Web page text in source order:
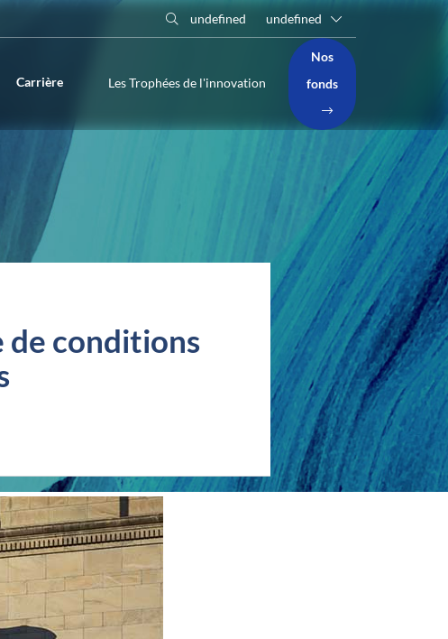
undefined undefined
Carrière Les Trophées de l'innovation
Nos
fonds
de conditions